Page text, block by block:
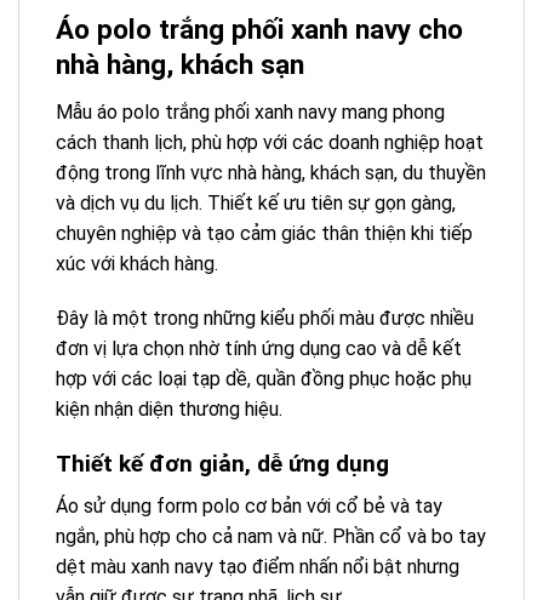
Áo polo trắng phối xanh navy cho
nhà hàng, khách sạn
Mẫu áo polo trắng phối xanh navy mang phong
cách thanh lịch, phù hợp với các doanh nghiệp hoạt
động trong lĩnh vực nhà hàng, khách sạn, du thuyền
và dịch vụ du lịch. Thiết kế ưu tiên sự gọn gàng,
chuyên nghiệp và tạo cảm giác thân thiện khi tiếp
xúc với khách hàng.
Đây là một trong những kiểu phối màu được nhiều
đơn vị lựa chọn nhờ tính ứng dụng cao và dễ kết
hợp với các loại tạp dề, quần đồng phục hoặc phụ
kiện nhận diện thương hiệu.
Thiết kế đơn giản, dễ ứng dụng
Áo sử dụng form polo cơ bản với cổ bẻ và tay
ngắn, phù hợp cho cả nam và nữ. Phần cổ và bo tay
dệt màu xanh navy tạo điểm nhấn nổi bật nhưng